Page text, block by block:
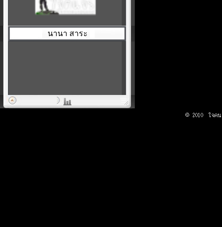
นานา สาระ